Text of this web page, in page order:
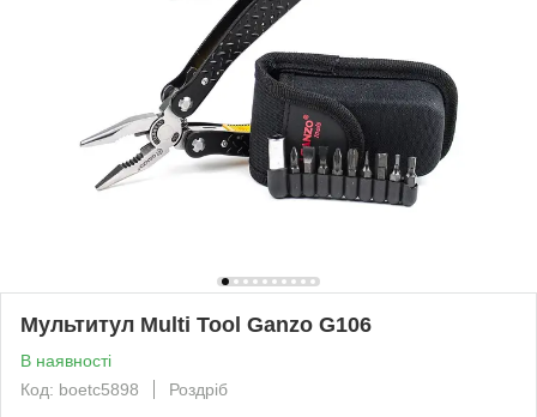
Мультитул Multi Tool Ganzo G106
В наявності
Код: boetc5898
Роздріб